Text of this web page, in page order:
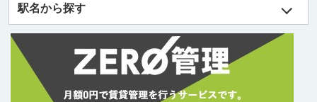
駅名から探す